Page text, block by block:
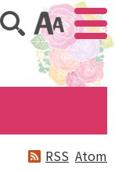
アクセ
サイト内検索
RSS Atom